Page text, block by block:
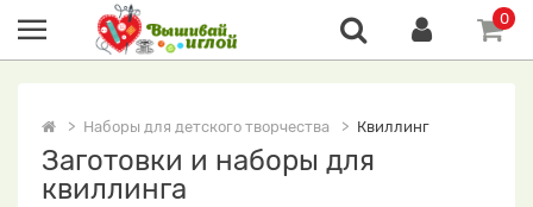
0
Наборы для детского творчества Квиллинг
Заготовки и наборы для
квиллинга